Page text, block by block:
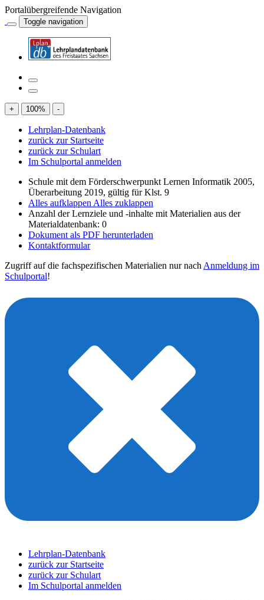
Portalübergreifende Navigation
Toggle navigation
+ 100% -
Lehrplan-Datenbank
zurück zur Startseite
zurück zur Schulart
Im Schulportal anmelden
Schule mit dem Förderschwerpunkt Lernen Informatik 2005,
Überarbeitung 2019, gültig für Klst. 9
Alles aufklappen Alles zuklappen
Anzahl der Lernziele und -inhalte mit Materialien aus der
Materialdatenbank: 0
Dokument als PDF herunterladen
Kontaktformular
Zugriff auf die fachspezifischen Materialien nur nach Anmeldung im
Schulportal!
Lehrplan-Datenbank
zurück zur Startseite
zurück zur Schulart
Im Schulportal anmelden